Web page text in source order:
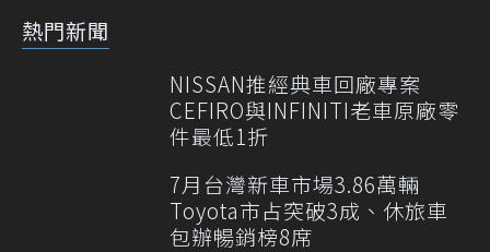
熱門新聞
NISSAN推經典車回廠專案
CEFIRO與INFINITI老車原廠零
件最低1折
7月台灣新車市場3.86萬輛
Toyota市占突破3成、休旅車
包辦暢銷榜8席